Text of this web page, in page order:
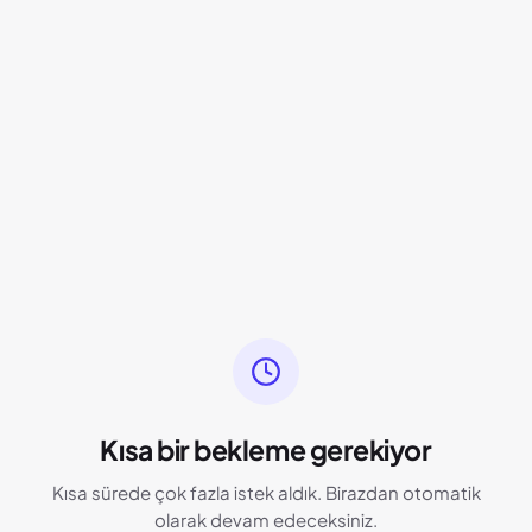
Kısa bir bekleme gerekiyor
Kısa sürede çok fazla istek aldık. Birazdan otomatik
olarak devam edeceksiniz.